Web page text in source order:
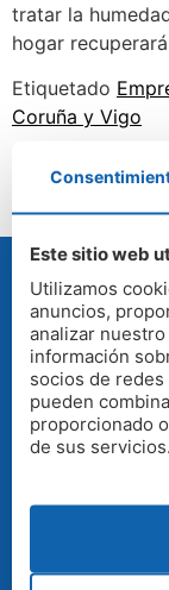
tratar la
hogar
Etiquetado
Coruña y Vigo
Gratis y sin
visitan su
solución.
Ofrecemos
Este sitio web
Utilizamos
anuncios,
analizar
información
socios de
pueden
proporcionado
de sus servicios.